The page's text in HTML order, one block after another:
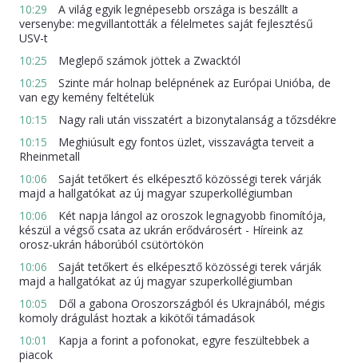
10:29
A világ egyik legnépesebb országa is beszállt a
versenybe: megvillantották a félelmetes saját fejlesztésű
USV-t
10:25
Meglepő számok jöttek a Zwacktól
10:25
Szinte már holnap belépnének az Európai Unióba, de
van egy kemény feltételük
10:15
Nagy rali után visszatért a bizonytalanság a tőzsdékre
10:15
Meghiúsult egy fontos üzlet, visszavágta terveit a
Rheinmetall
10:06
Saját tetőkert és elképesztő közösségi terek várják
majd a hallgatókat az új magyar szuperkollégiumban
10:06
Két napja lángol az oroszok legnagyobb finomítója,
készül a végső csata az ukrán erődvárosért - Híreink az
orosz-ukrán háborúból csütörtökön
10:06
Saját tetőkert és elképesztő közösségi terek várják
majd a hallgatókat az új magyar szuperkollégiumban
10:05
Dől a gabona Oroszországból és Ukrajnából, mégis
komoly drágulást hoztak a kikötői támadások
10:01
Kapja a forint a pofonokat, egyre feszültebbek a
piacok